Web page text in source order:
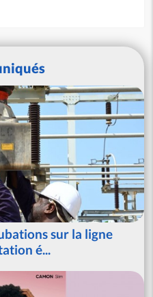
sur la ligne
é...